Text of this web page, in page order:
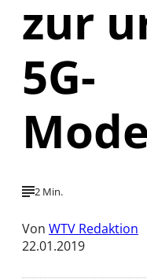
zur
5G-
2 Min.
Von WTV Redaktion
22.01.2019